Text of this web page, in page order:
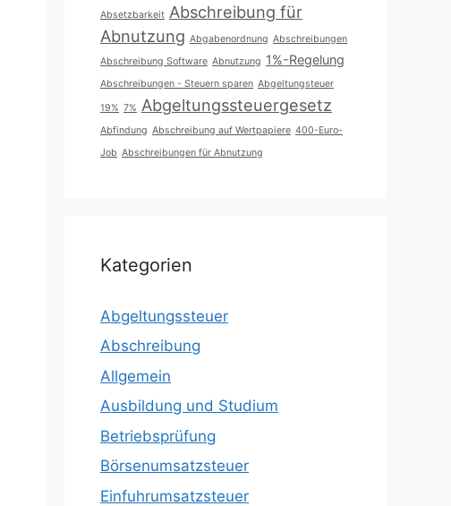
Absetzbarkeit Abschreibung für
Abnutzung Abgabenordnung Abschreibungen
Abschreibung Software Abnutzung 1%-Regelung
Abschreibungen - Steuern sparen Abgeltungsteuer
19% 7% Abgeltungssteuergesetz
Abfindung Abschreibung auf Wertpapiere 400-Euro-
Job Abschreibungen für Abnutzung
Kategorien
Abgeltungssteuer
Abschreibung
Allgemein
Ausbildung und Studium
Betriebsprüfung
Börsenumsatzsteuer
Einfuhrumsatzsteuer